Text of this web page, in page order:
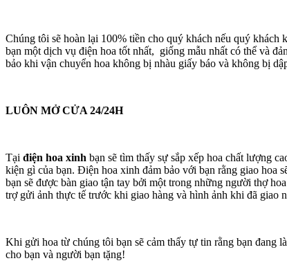
Chúng tôi sẽ hoàn lại 100% tiền cho quý khách nếu quý
bạn một dịch vụ điện hoa tốt nhất, giống mẫu nhất có thể và
bảo khi vận chuyển hoa không bị nhàu giấy báo và không bị
LUÔN MỞ CỬA 24/24H
Tại điện hoa xinh bạn sẽ tìm thấy sự sắp xếp hoa chất lượng
kiện gì của bạn. Điện hoa xinh đảm bảo với bạn rằng giao hoa
bạn sẽ được bàn giao tận tay bởi một trong những người thợ
trợ gửi ảnh thực tế trước khi giao hàng và hình ảnh khi đã giao
Khi gửi hoa từ chúng tôi bạn sẽ cảm thấy tự tin rằng bạn đang
cho bạn và người bạn tặng!